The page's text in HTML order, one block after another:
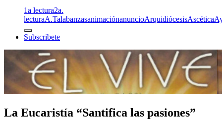
1a lectura2a.
lecturaA.TalabanzasanimaciónanuncioArquidiócesisAscética
Subscribete
La Eucaristía “Santifica las pasiones”